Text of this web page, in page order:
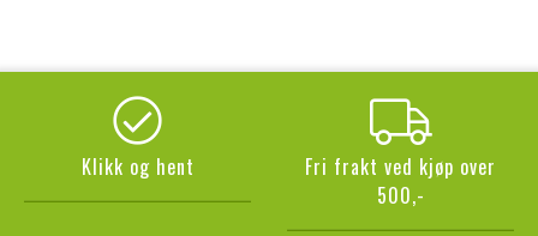
Klikk og hent
Fri frakt ved kjøp over
500,-